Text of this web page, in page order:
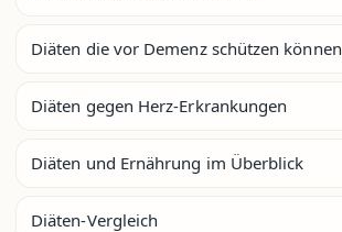
Diäten die vor Demenz schützen können
Diäten gegen Herz-Erkrankungen
Diäten und Ernährung im Überblick
Diäten-Vergleich